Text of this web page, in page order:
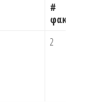
#
φακέλων
2